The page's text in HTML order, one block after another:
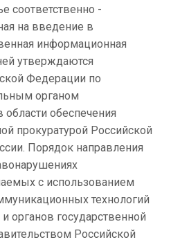
соответственно -
на введение в
информационная
утверждаются
Федерации по
органом
области обеспечения
прокуратурой Российской
Порядок направления
с использованием
технологий
органов государственной
Российской